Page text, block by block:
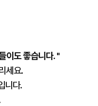
이도 좋습니다. "
세요.
니다.